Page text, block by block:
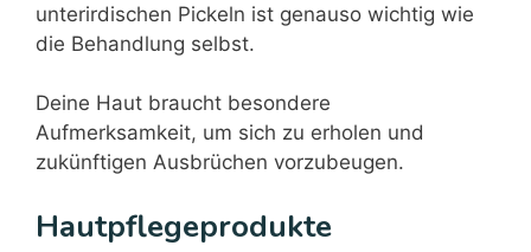
unterirdischen Pickeln ist genauso wichtig wie
die Behandlung selbst.
Deine Haut braucht besondere
Aufmerksamkeit, um sich zu erholen und
zukünftigen Ausbrüchen vorzubeugen.
Hautpflegeprodukte